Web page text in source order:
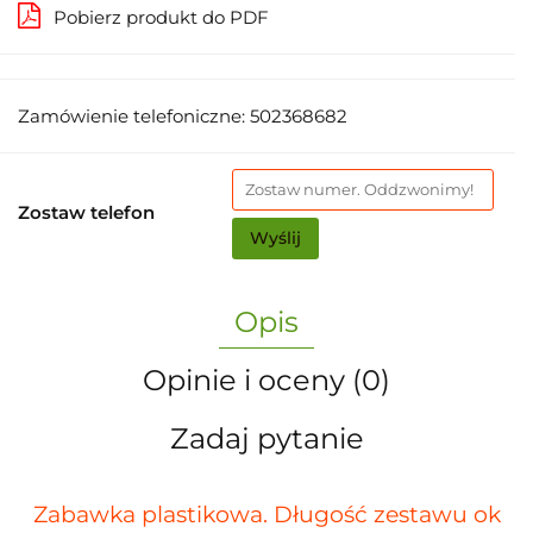
Pobierz produkt do PDF
Zamówienie telefoniczne: 502368682
Zostaw telefon
Wyślij
Opis
Opinie i oceny (0)
Zadaj pytanie
Zabawka plastikowa. Długość zestawu ok